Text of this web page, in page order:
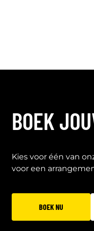
BOEK
Kies voor één van
voor een
BOEK NU